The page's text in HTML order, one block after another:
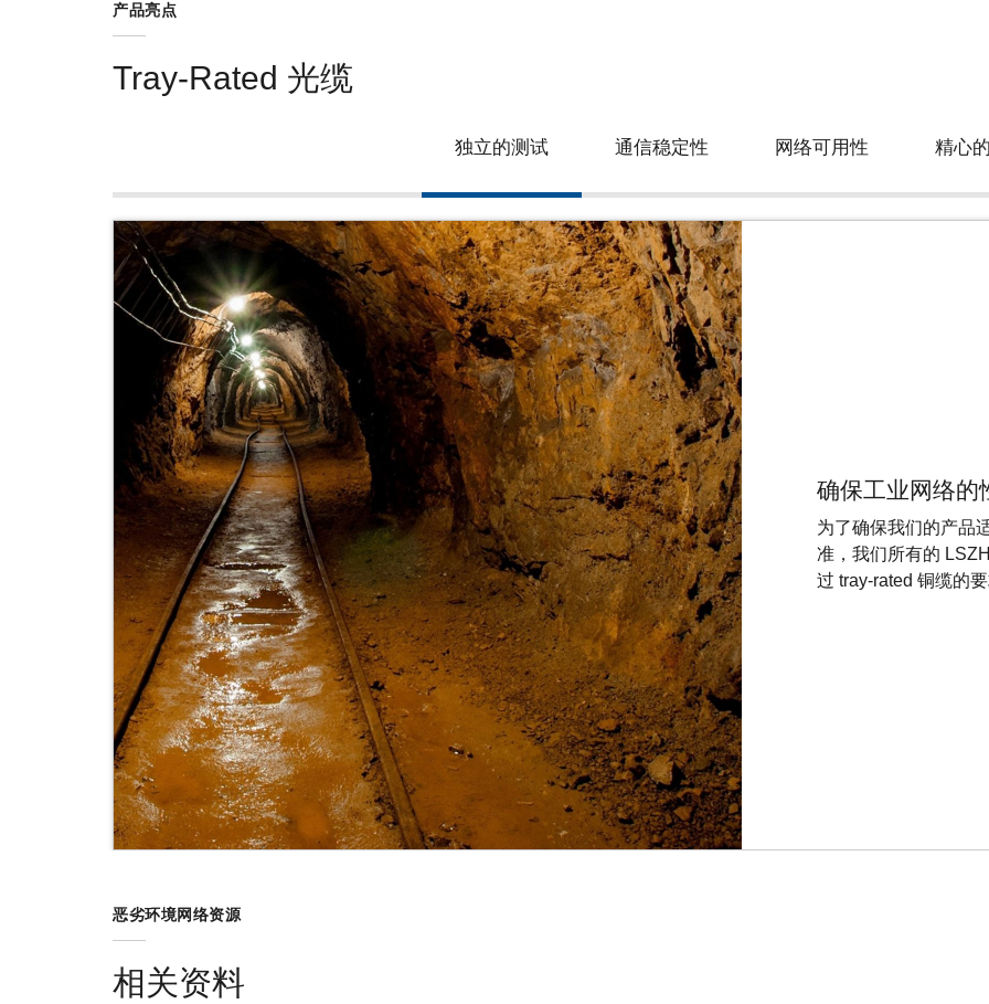
产品亮点
Tray-Rated 光缆
独立的测试 通信稳定性 网络可用性 精心
确保工业网络的
为了确保我们的产品
准，我们所有的
过 tray-rated 铜缆的
在恶劣环境中提供数据完整性
康宁的 tray-rated 光缆提供了并非所有布线介质都能提供的优
势。
我们的 LSZH tray-rated 光缆抗干扰，因此任何电子噪声都不
会影响或中断数据传输。此外，客户能够避免铜系统所需的接
地要求。
我们光缆中的光纤是非导电的，我们的光缆抗挤压和冲击，无
需使用需要接地的导电铠装。
光缆的安装越来越容
署在工业网络中，速
此外，我们的光缆比
们的光缆保证提供至
设计旨在满足您的独特需求
我们的 tray-rated 光缆专为工业应用的独特要求而设计。
这包括提高每根光缆的光纤芯数，以实现更大的灵活性，一个
产品满足室内和室外应用，用于提供满足整个设施需求的单一
资源，为满足特定需求而创建的多种光缆护套类型，以及定制
的产品印字。
恶劣环境网络资源
相关资料